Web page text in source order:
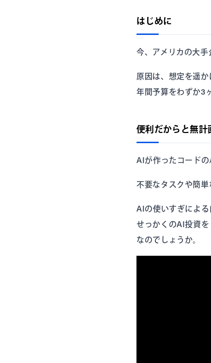
はじめに
今、アメリカの大
原因は、想定を遥か
年間予算をわずか3
便利だからと無計
AIが作ったコード
不要なタスクや簡
AIの使いすぎによ
せっかくのAI投資
なのでしょうか。